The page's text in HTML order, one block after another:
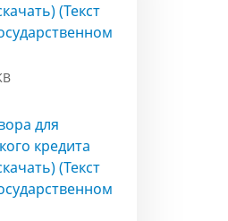
(Текст
для
кредита
(Текст